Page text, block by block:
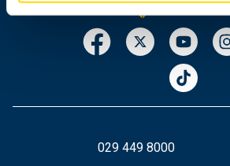
029 449 8000